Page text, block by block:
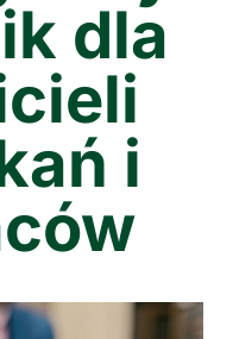
dla
i